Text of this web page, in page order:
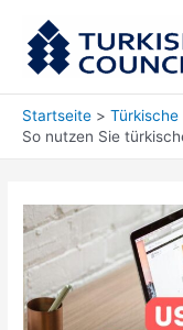
Inhalt
springen
Startseite
So nutzen Sie